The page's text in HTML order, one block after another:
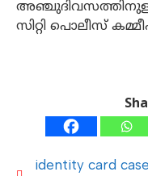
സിറ്റി പൊലീസ്
identity card case